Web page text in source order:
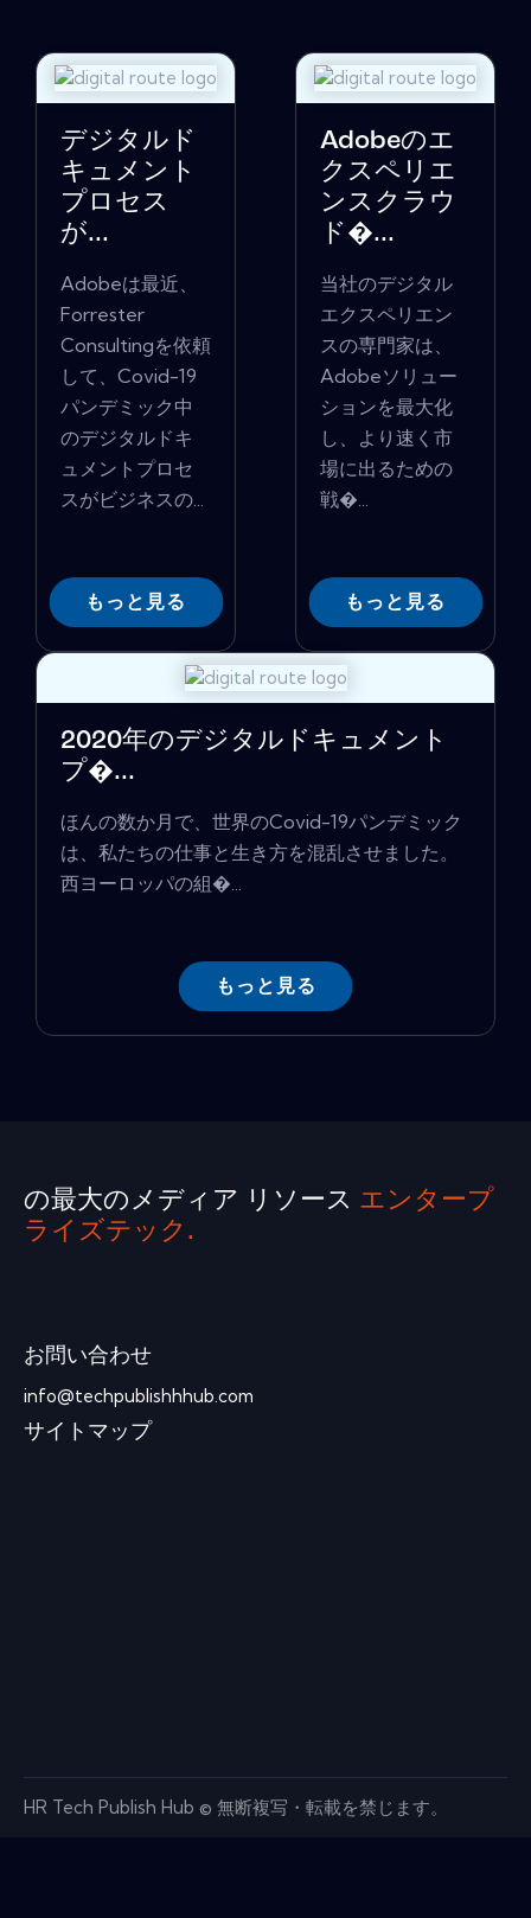
デジタルド
キュメント
プロセス
が...
Adobeは最近、
Forrester
Consultingを依頼
して、Covid-19
パンデミック中
のデジタルドキ
ュメントプロセ
スがビジネスの...
もっと見る
Adobeのエ
クスペリエ
ンスクラウ
ド�...
当社のデジタル
エクスペリエン
スの専門家は、
Adobeソリュー
ションを最大化
し、より速く市
場に出るための
戦�...
もっと見る
2020年のデジタルドキュメント
プ�...
ほんの数か月で、世界のCovid-19パンデミック
は、私たちの仕事と生き方を混乱させました。
西ヨーロッパの組�...
もっと見る
の最大のメディア リソース エンタープ
ライズテック.
お問い合わせ
info@techpublishhhub.com
サイトマップ
HR Tech Publish Hub © 無断複写・転載を禁じます。